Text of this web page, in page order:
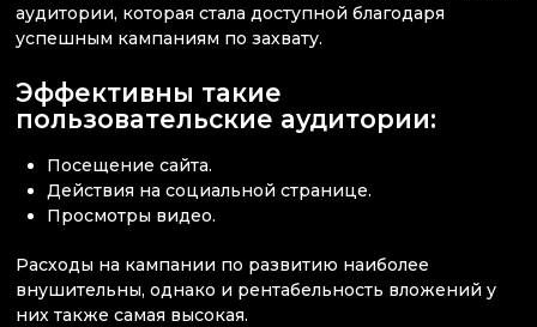
аудитории, которая стала доступной благодаря
успешным кампаниям по захвату.
Эффективны такие
пользовательские аудитории:
Посещение сайта.
Действия на социальной странице.
Просмотры видео.
Расходы на кампании по развитию наиболее
внушительны, однако и рентабельность вложений у
них также самая высокая.